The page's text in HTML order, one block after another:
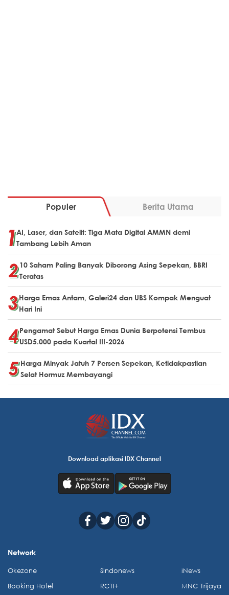
Populer Berita Utama
AI, Laser, dan Satelit: Tiga Mata Digital AMMN demi
Tambang Lebih Aman
10 Saham Paling Banyak Diborong Asing Sepekan, BBRI
Teratas
Harga Emas Antam, Galeri24 dan UBS Kompak Menguat
Hari Ini
Pengamat Sebut Harga Emas Dunia Berpotensi Tembus
USD5.000 pada Kuartal III-2026
Harga Minyak Jatuh 7 Persen Sepekan, Ketidakpastian
Selat Hormuz Membayangi
Download aplikasi IDX Channel
Network
Okezone
Booking Hotel
Sindonews
RCTI+
iNews
MNC Trijaya